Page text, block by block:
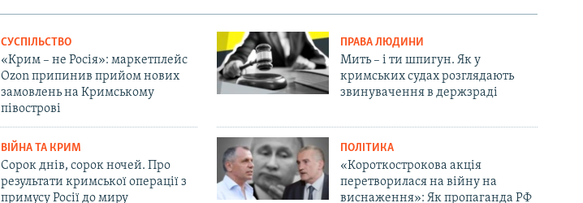
СУСПІЛЬСТВО
«Крим – не Росія»: маркетплейс
Ozon припинив прийом нових
замовлень на Кримському
півострові
ПРАВА ЛЮДИНИ
Мить – і ти шпигун. Як у
кримських судах розглядають
звинувачення в держзраді
ВІЙНА ТА КРИМ
Сорок днів, сорок ночей. Про
результати кримської операції з
примусу Росії до миру
ПОЛІТИКА
«Короткострокова акція
перетворилася на війну на
виснаження»: Як пропаганда РФ